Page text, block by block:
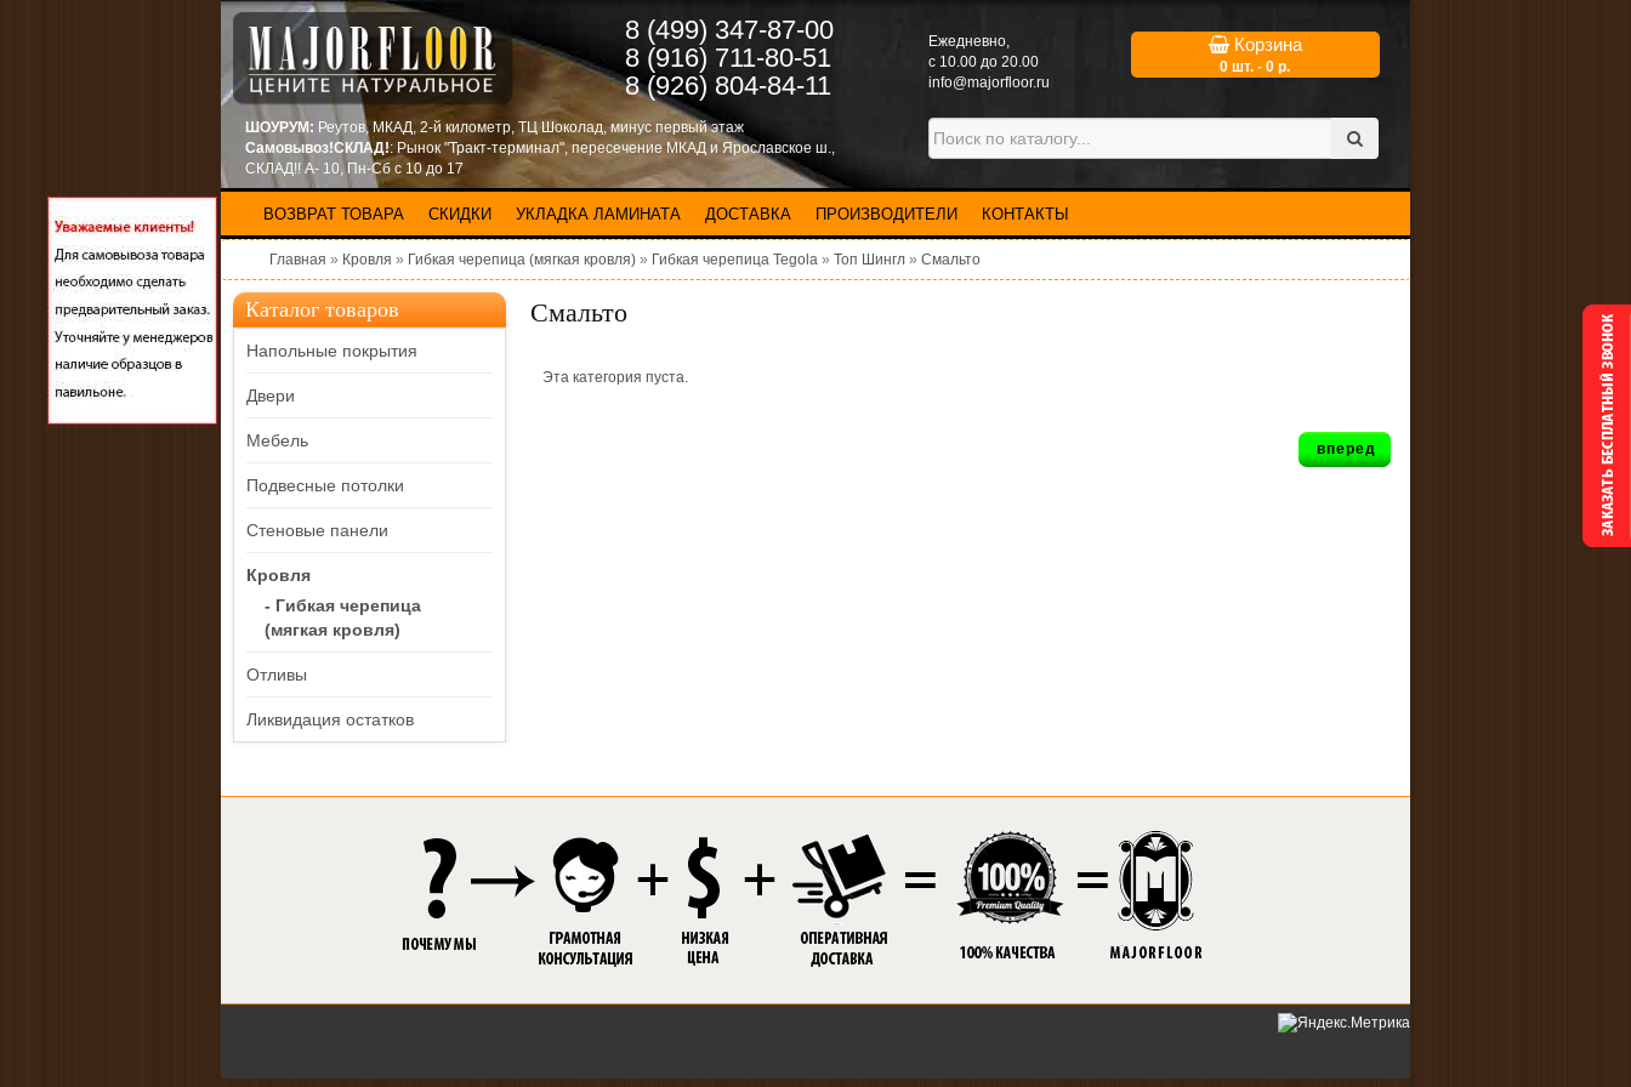
8 (499) 347-87-00
8 (916) 711-80-51
8 (926) 804-84-11
Eжедневно,
с 10.00 до 20.00
info@majorfloor.ru
Корзина
0 шт. - 0 р.
ШОУРУМ: Реутов, МКАД, 2-й километр, ТЦ Шоколад, минус первый этаж
Самовывоз!СКЛАД!: Рынок "Тракт-терминал", пересечение МКАД и Ярославское ш.,
СКЛАД!! А- 10, Пн-Сб с 10 до 17
ВОЗВРАТ ТОВАРА СКИДКИ УКЛАДКА ЛАМИНАТА ДОСТАВКА ПРОИЗВОДИТЕЛИ КОНТАКТЫ
Главная » Кровля » Гибкая черепица (мягкая кровля) » Гибкая черепица Tegola » Топ Шингл » Смальто
Каталог товаров
Напольные покрытия
Двери
Мебель
Подвесные потолки
Стеновые панели
Кровля
- Гибкая черепица
(мягкая кровля)
Отливы
Ликвидация остатков
Смальто
Эта категория пуста.
вперед